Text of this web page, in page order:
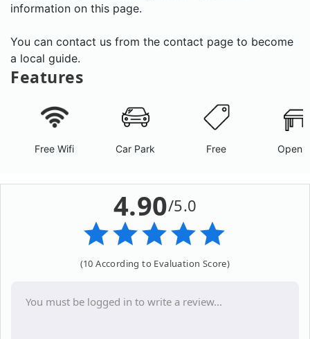
information on this page.
You can contact us from the contact page to become
a local guide.
Features
Free Wifi Car Park Free Open
4.90/5.0
(10 According to Evaluation Score)